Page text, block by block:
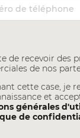
de recevoir des
de nos
cette case, je
et
générales
de